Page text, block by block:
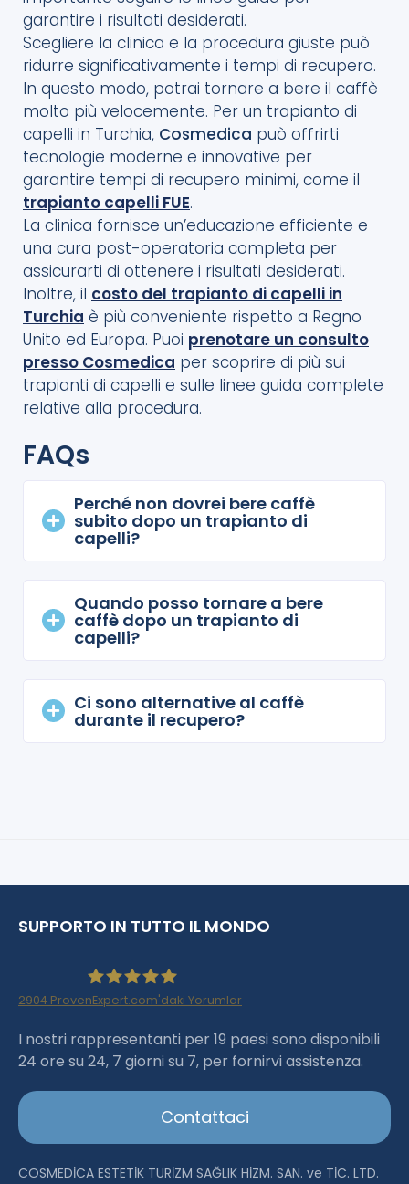
garantire i risultati desiderati.
Scegliere la clinica e la procedura giuste può
ridurre significativamente i tempi di recupero.
In questo modo, potrai tornare a bere il caffè
molto più velocemente. Per un trapianto di
capelli in Turchia, Cosmedica può offrirti
tecnologie moderne e innovative per
garantire tempi di recupero minimi, come il
trapianto capelli FUE.
La clinica fornisce un’educazione efficiente e
una cura post-operatoria completa per
assicurarti di ottenere i risultati desiderati.
Inoltre, il costo del trapianto di capelli in
Turchia è più conveniente rispetto a Regno
Unito ed Europa. Puoi prenotare un consulto
presso Cosmedica per scoprire di più sui
trapianti di capelli e sulle linee guida complete
relative alla procedura.
FAQs
Perché non dovrei bere caffè
subito dopo un trapianto di
capelli?
Quando posso tornare a bere
caffè dopo un trapianto di
capelli?
Ci sono alternative al caffè
durante il recupero?
SUPPORTO IN TUTTO IL MONDO
Haartransplantation Istanbul |Dr.Acar aus
2904 ProvenExpert.com'daki Yorumlar
I nostri rappresentanti per 19 paesi sono disponibili
24 ore su 24, 7 giorni su 7, per fornirvi assistenza.
Contattaci
COSMEDİCA ESTETİK TURİZM SAĞLIK HİZM. SAN. ve TİC. LTD.